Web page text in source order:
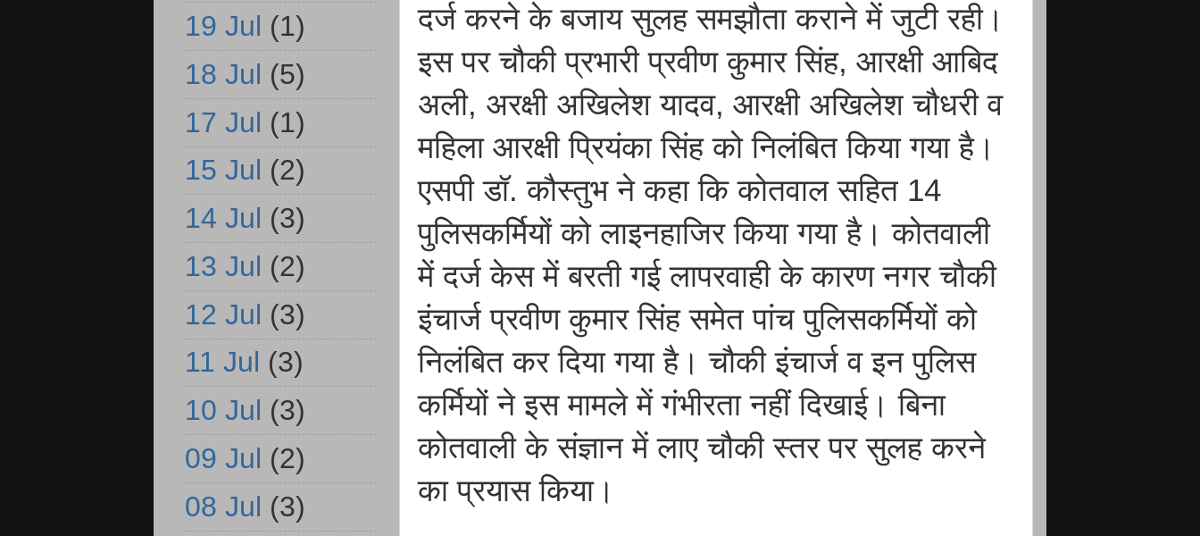
दर्ज करने के बजाय सुलह समझौता कराने में जुटी रही।
इस पर चौकी प्रभारी प्रवीण कुमार सिंह, आरक्षी आबिद
अली, अरक्षी अखिलेश यादव, आरक्षी अखिलेश चौधरी व
महिला आरक्षी प्रियंका सिंह को निलंबित किया गया है।
एसपी डॉ. कौस्तुभ ने कहा कि कोतवाल सहित 14
पुलिसकर्मियों को लाइनहाजिर किया गया है। कोतवाली
में दर्ज केस में बरती गई लापरवाही के कारण नगर चौकी
इंचार्ज प्रवीण कुमार सिंह समेत पांच पुलिसकर्मियों को
निलंबित कर दिया गया है। चौकी इंचार्ज व इन पुलिस
कर्मियों ने इस मामले में गंभीरता नहीं दिखाई। बिना
कोतवाली के संज्ञान में लाए चौकी स्तर पर सुलह करने
का प्रयास किया।
19 Jul (1)
18 Jul (5)
17 Jul (1)
15 Jul (2)
14 Jul (3)
13 Jul (2)
12 Jul (3)
11 Jul (3)
10 Jul (3)
09 Jul (2)
08 Jul (3)